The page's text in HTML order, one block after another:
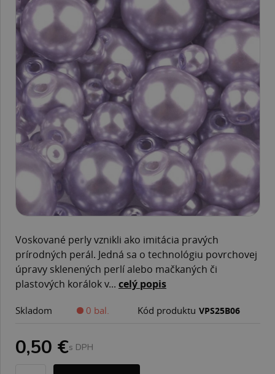
Voskované perly vznikli ako imitácia pravých
prírodných perál. Jedná sa o technológiu povrchovej
úpravy sklenených perlí alebo mačkaných či
plastových korálok v... celý popis
Skladom 0 bal. Kód produktu VPS25B06
0,50 €s DPH